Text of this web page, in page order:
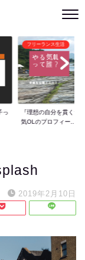
っ
フリーランス生活
『理想の自分を貫くた
気OLのプロフィー...
2019年2月10日